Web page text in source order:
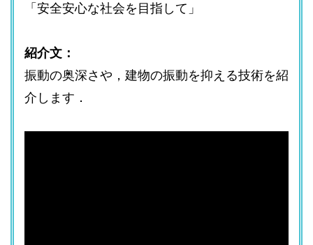
「安全安心な社会を目指して」
紹介文：
振動の奥深さや，建物の振動を抑える技術を紹
介します．